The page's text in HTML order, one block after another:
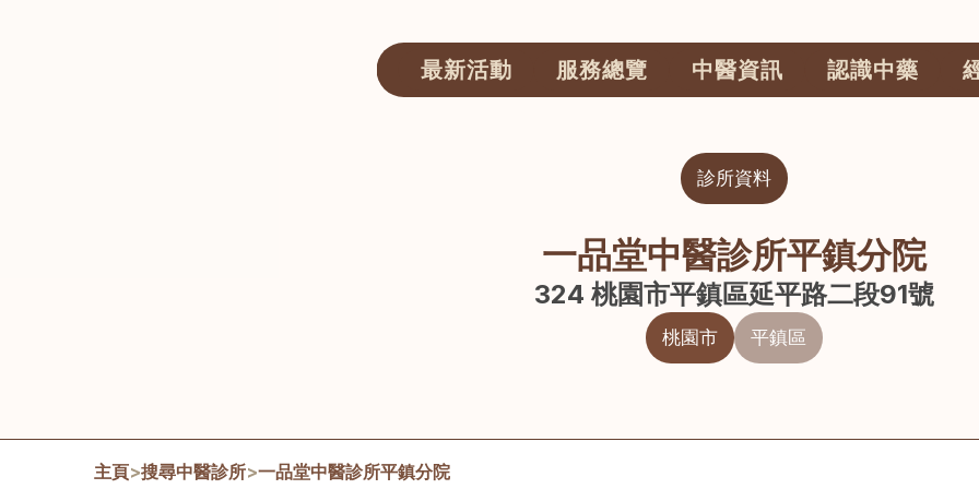
最新活動 服務總覽 中醫資訊 認識中藥
診所資料
一品堂中醫診所平鎮分院
324 桃園市平鎮區延平路二段91號
桃園市 平鎮區
主頁>搜尋中醫診所>一品堂中醫診所平鎮分院